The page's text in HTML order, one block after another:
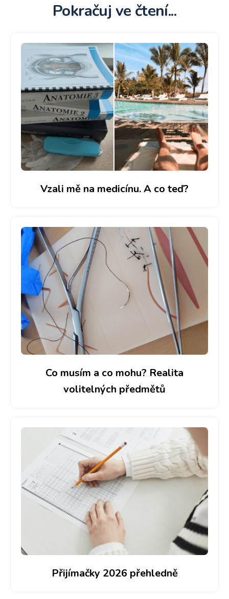
Pokračuj ve čtení...
Vzali mě na medicínu. A co teď?
Co musím a co mohu? Realita
volitelných předmětů
Přijímačky 2026 přehledně